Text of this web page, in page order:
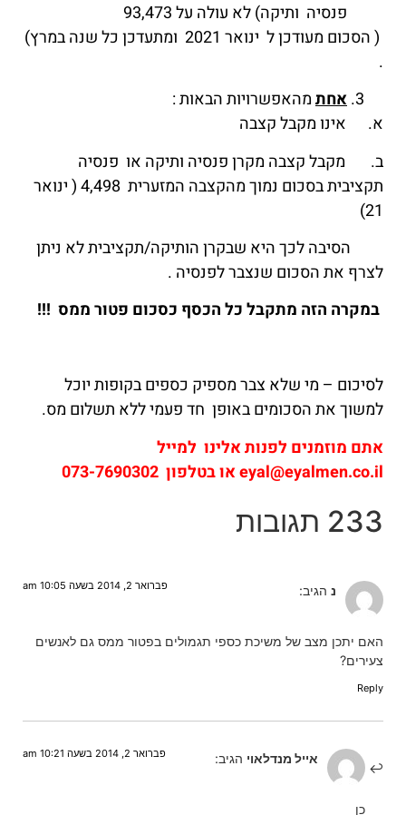
פנסיה ותיקה) לא עולה על 93,473
( הסכום מעודכן ל ינואר 2021 ומתעדכן כל שנה במרץ)
.
אחתמהאפשרויות הבאות :
א. אינו מקבל קצבה
ב. מקבל קצבה מקרן פנסיה ותיקה או פנסיה
תקציבית בסכום נמוך מהקצבה המזערית 4,498 ( ינואר
21)
הסיבה לכך היא שבקרן הותיקה/תקציבית לא ניתן
לצרף את הסכום שנצבר לפנסיה .
במקרה הזה מתקבל כל הכסף כסכום פטור ממס !!!
לסיכום – מי שלא צבר מספיק כספים בקופות יוכל
למשוך את הסכומים באופן חד פעמי ללא תשלום מס.
אתם מוזמנים לפנות אלינו למייל
eyal@eyalmen.co.il או בטלפון 073-7690302
233 תגובות
נ הגיב: פברואר 2, 2014 בשעה 10:05 am
האם יתכן מצב של משיכת כספי תגמולים בפטור ממס גם לאנשים
צעירים?
Reply
אייל מנדלאוי הגיב: פברואר 2, 2014 בשעה 10:21 am
כן